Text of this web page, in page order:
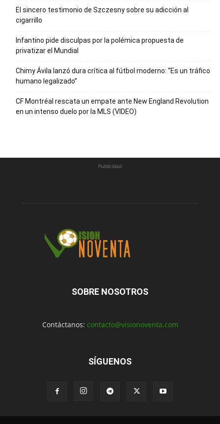
El sincero testimonio de Szczesny sobre su adicción al
cigarrillo
Infantino pide disculpas por la polémica propuesta de
privatizar el Mundial
Chimy Ávila lanzó dura crítica al fútbol moderno: “Es un tráfico
humano legalizado”
CF Montréal rescata un empate ante New England Revolution
en un intenso duelo por la MLS (VIDEO)
Publicidad
SOBRE NOSOTROS
Contáctanos: contacto@visionoventa.com
SÍGUENOS